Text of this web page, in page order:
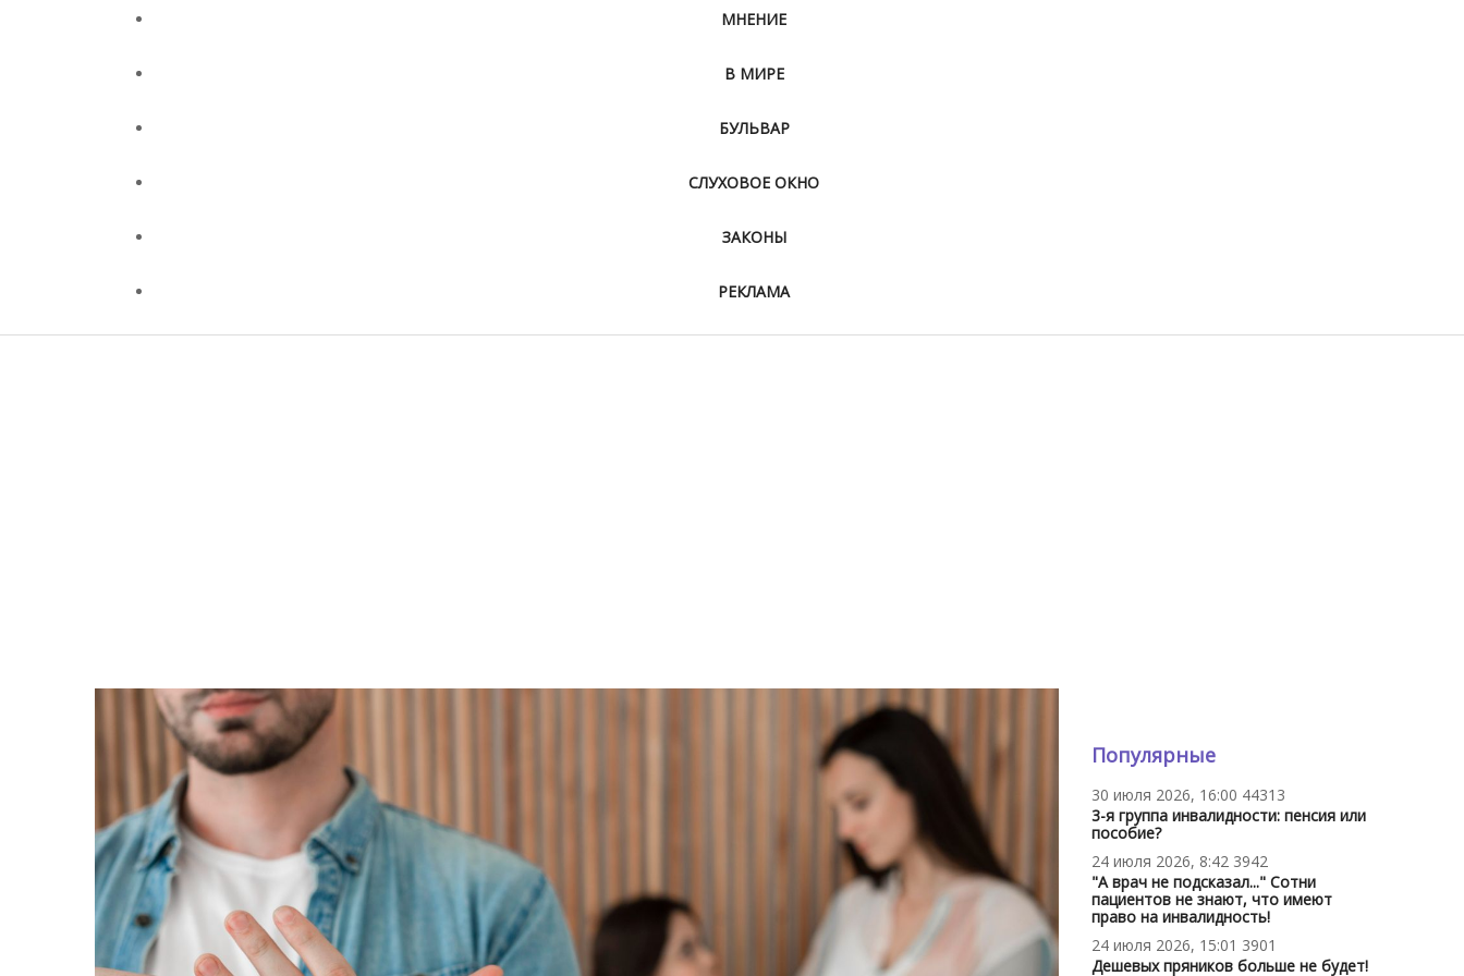
МНЕНИЕ
В МИРЕ
БУЛЬВАР
СЛУХОВОЕ ОКНО
ЗАКОНЫ
РЕКЛАМА
Популярные
30 июля 2026, 16:00 44313
3-я группа инвалидности: пенсия или
пособие?
24 июля 2026, 8:42 3942
"А врач не подсказал..." Сотни
пациентов не знают, что имеют
право на инвалидность!
24 июля 2026, 15:01 3901
Дешевых пряников больше не будет!